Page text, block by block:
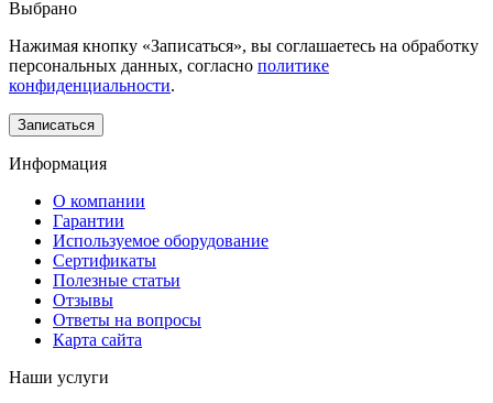
Выбрано
Нажимая кнопку «Записаться», вы соглашаетесь на обработку
персональных данных, согласно политике
конфиденциальности.
Информация
О компании
Гарантии
Используемое оборудование
Сертификаты
Полезные статьи
Отзывы
Ответы на вопросы
Карта сайта
Наши услуги